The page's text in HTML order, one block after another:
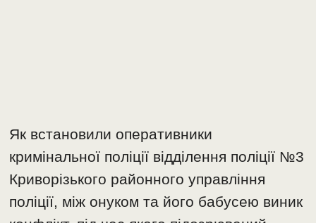
Як встановили оперативники
кримінальної поліції відділення поліції №3
Криворізького районного управління
поліції, між онуком та його бабусею виник